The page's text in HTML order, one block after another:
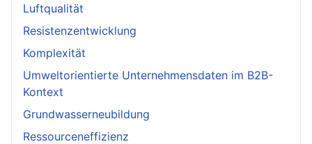
Luftqualität
Resistenzentwicklung
Komplexität
Umweltorientierte Unternehmensdaten im B2B-
Kontext
Grundwasserneubildung
Ressourceneffizienz